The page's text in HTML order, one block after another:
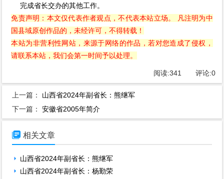
完成省长交办的其他工作。
免责声明：本文仅代表作者观点，不代表本站立场。 凡注明为中
国县域原创作品的，未经许可，不得转载！
本站为非营利性网站，来源于网络的作品，若对您造成了侵权，
请联系本站，我们会第一时间予以处理。
阅读:341 评论:0
上一篇： 山西省2024年副省长：熊继军
下一篇：安徽省2005年简介
 相关文章
山西省2024年副省长：熊继军
山西省2024年副省长：杨勤荣